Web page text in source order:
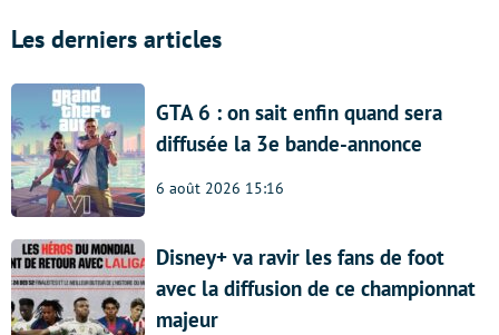
Les derniers articles
GTA 6 : on sait enfin quand sera
diffusée la 3e bande-annonce
6 août 2026 15:16
Disney+ va ravir les fans de foot
avec la diffusion de ce championnat
majeur